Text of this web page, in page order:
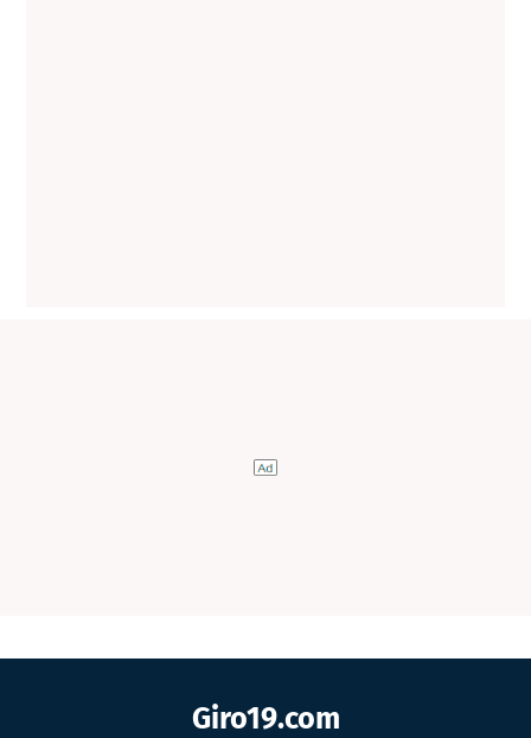
Giro19.com